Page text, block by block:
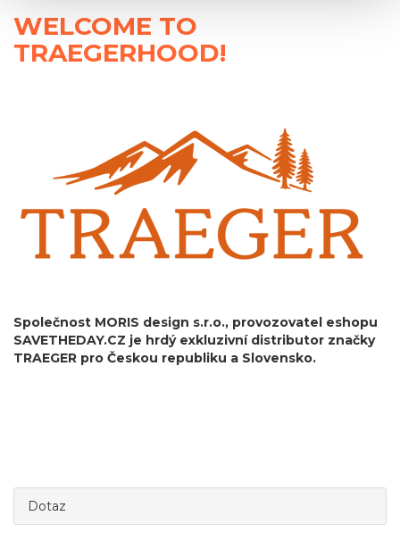
WELCOME TO
TRAEGERHOOD!
Společnost MORIS design s.r.o., provozovatel eshopu
SAVETHEDAY.CZ je hrdý exkluzivní distributor značky
TRAEGER pro Českou republiku a Slovensko.
Dotaz